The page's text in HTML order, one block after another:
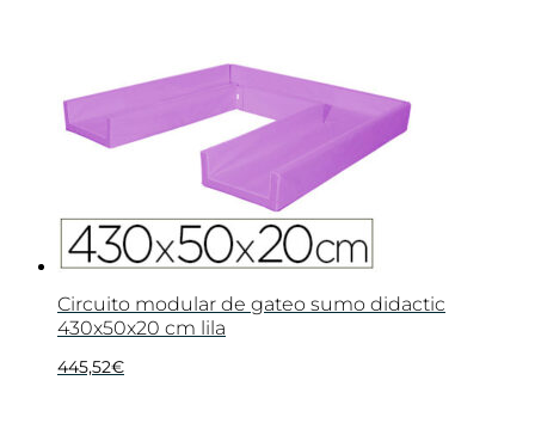
Circuito modular de gateo sumo didactic
430x50x20 cm lila
445,52€